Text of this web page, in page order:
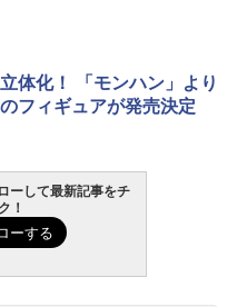
体化！ 「モンハン」より
フィギュアが発売決定
ーして最新記事をチ
！